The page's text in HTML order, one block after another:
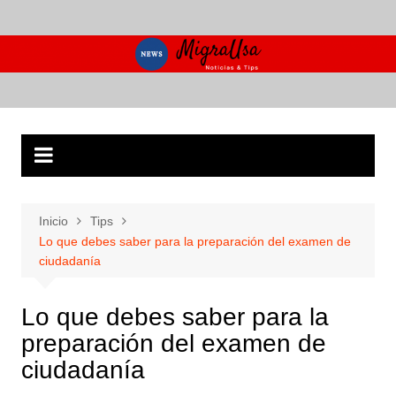
al
Inicio
Tips
Lo que debes saber para la preparación del examen de
ciudadanía
Lo que debes saber para la
preparación del examen de
ciudadanía